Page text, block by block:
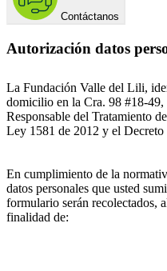
Contáctanos
Autorización datos
La Fundación Valle del Lili,
domicilio en la Cra. 98 #18-
Responsable del Tratamiento
Ley 1581 de 2012 y el Decreto
En cumplimiento de la
datos personales que usted
formulario serán recolectados,
finalidad de: